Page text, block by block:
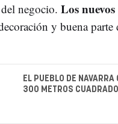
negocio. Los
y buena
EL PUEBLO DE
300 METROS